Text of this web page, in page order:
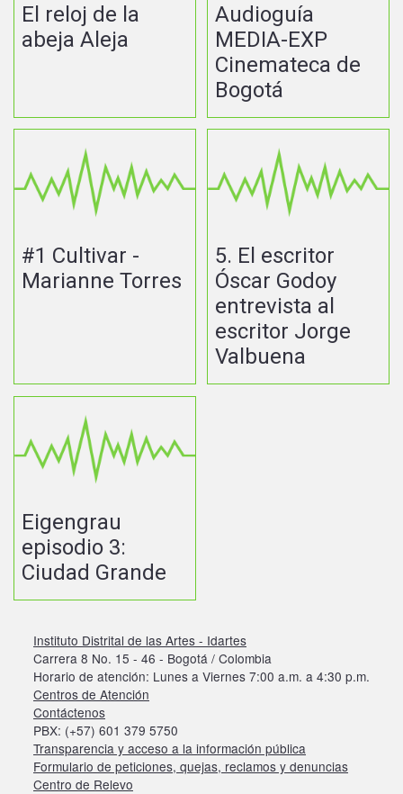
El reloj de la
abeja Aleja
Audioguía
MEDIA-EXP
Cinemateca de
Bogotá
#1 Cultivar -
Marianne Torres
5. El escritor
Óscar Godoy
entrevista al
escritor Jorge
Valbuena
Eigengrau
episodio 3:
Ciudad Grande
Instituto Distrital de las Artes - Idartes
Carrera 8 No. 15 - 46 - Bogotá / Colombia
Horario de atención: Lunes a Viernes 7:00 a.m. a 4:30 p.m.
Centros de Atención
Contáctenos
PBX: (+57) 601 379 5750
Transparencia y acceso a la información pública
Formulario de peticiones, quejas, reclamos y denuncias
Centro de Relevo